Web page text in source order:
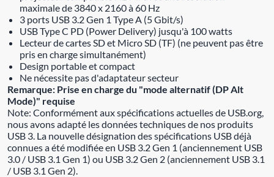
maximale de 3840 x 2160 à 60 Hz
3 ports USB 3.2 Gen 1 Type A (5 Gbit/s)
USB Type C PD (Power Delivery) jusqu'à 100 watts
Lecteur de cartes SD et Micro SD (TF) (ne peuvent pas être
pris en charge simultanément)
Design portable et compact
Ne nécessite pas d'adaptateur secteur
Remarque: Prise en charge du "mode alternatif (DP Alt
Mode)" requise
Note: Conformément aux spécifications actuelles de USB.org,
nous avons adapté les données techniques de nos produits
USB 3. La nouvelle désignation des spécifications USB déjà
connues a été modifiée en USB 3.2 Gen 1 (anciennement USB
3.0 / USB 3.1 Gen 1) ou USB 3.2 Gen 2 (anciennement USB 3.1
/ USB 3.1 Gen 2).